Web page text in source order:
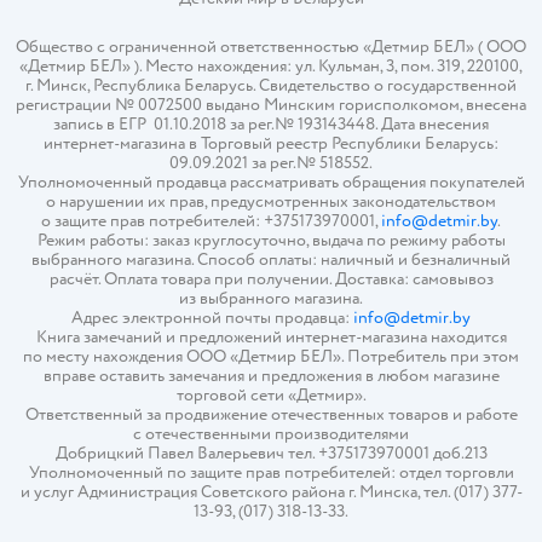
Общество с ограниченной ответственностью «Детмир БЕЛ» ( ООО
«Детмир БЕЛ» ). Место нахождения: ул. Кульман, 3, пом. 319, 220100,
г. Минск, Республика Беларусь. Свидетельство о государственной
регистрации № 0072500 выдано Минским горисполкомом, внесена
запись в ЕГР 01.10.2018 за рег.№ 193143448. Дата внесения
интернет-магазина в Торговый реестр Республики Беларусь:
09.09.2021 за рег.№ 518552.
Уполномоченный продавца рассматривать обращения покупателей
о нарушении их прав, предусмотренных законодательством
о защите прав потребителей: +375173970001,info@detmir.by.
Режим работы: заказ круглосуточно, выдача по режиму работы
выбранного магазина. Способ оплаты: наличный и безналичный
расчёт. Оплата товара при получении. Доставка: самовывоз
из выбранного магазина.
Адрес электронной почты продавца: info@detmir.by
Книга замечаний и предложений интернет-магазина находится
по месту нахождения ООО «Детмир БЕЛ». Потребитель при этом
вправе оставить замечания и предложения в любом магазине
торговой сети «Детмир».
Ответственный за продвижение отечественных товаров и работе
с отечественными производителями
Добрицкий Павел Валерьевич тел. +375173970001 доб.213
Уполномоченный по защите прав потребителей: отдел торговли
и услуг Администрация Советского района г. Минска, тел. (017) 377-
13-93, (017) 318-13-33.